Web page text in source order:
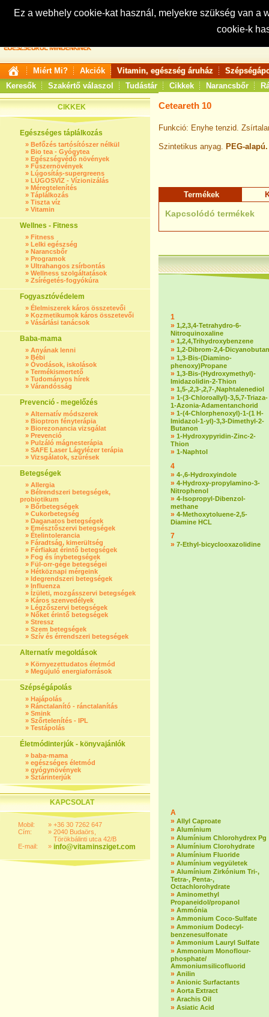
Ez a webhely cookie-kat használ, melyekre szükség van
cookie-k
Keresés:
Miért Mi? Akciók Vitamin, egészség áruház
Keresők
Szakértő válaszol Tudástár Cikkek Narancsbőr
CIKKEK
Egészséges táplálkozás
» Befőzés tartósítószer nélkül
» Bio tea - Gyógytea
» Egészségvédő növények
» Fűszernövények
» Lúgosítás-supergreens
» LÚGOSVÍZ - Vízionizálás
» Méregtelenítés
» Táplálkozás
» Tiszta víz
» Vitamin
Wellnes - Fitness
» Fitness
» Lelki egészség
» Narancsbőr
» Programok
» Ultrahangos zsírbontás
» Wellness szolgáltatások
» Zsírégetés-fogyókúra
Fogyasztóvédelem
» Élelmiszerek káros összetevői
» Kozmetikumok káros összetevői
» Vásárlási tanácsok
Baba-mama
» Anyának lenni
» Bébi
» Óvodások, iskolások
» Termékismertető
» Tudományos hírek
» Várandósság
Prevenció - megelőzés
» Alternatív módszerek
» Bioptron fényterápia
» Biorezonancia vizsgálat
» Prevenció
» Pulzáló mágnesterápia
» SAFE Laser Lágylézer terápia
» Vizsgálatok, szűrések
Betegségek
» Allergia
» Bélrendszeri betegségek,
probiotikum
» Bőrbetegségek
» Cukorbetegség
» Daganatos betegségek
» Emésztőszervi betegségek
» Ételintolerancia
» Fáradtság, kimerültség
» Férfiakat érintő betegségek
» Fog és ínybetegségek
» Fül-orr-gége betegségei
» Hétköznapi mérgeink
» Idegrendszeri betegségek
» Influenza
» Ízületi, mozgásszervi betegségek
» Káros szenvedélyek
» Légzőszervi betegségek
» Nőket érintő betegségek
» Stressz
» Szem betegségek
» Szív és érrendszeri betegségek
Alternatív megoldások
» Környezettudatos életmód
» Megújuló energiaforrások
Szépségápolás
» Hajápolás
» Ránctalanító - ránctalanítás
» Smink
» Szőrtelenítés - IPL
» Testápolás
Életmódinterjúk - könyvajánlók
» baba-mama
» egészséges életmód
» gyógynövények
» Sztárinterjúk
KAPCSOLAT
Mobil:
Cím:
E-mail:
»
»
»
+36 30 7262 647
2040 Budaörs,
Törökbálinti utca 42/B
info@vitaminsziget.com
Ceteareth 10
Funkció: Enyhe tenzid.
Szintetikus anyag. PEG-alapú.
Termékek
Kapcsolódó termékek
1
» 1,2,3,4-Tetrahydro-6-
Nitroquinoxaline
» 1,2,4,Trihydroxybenzene
» 1,2-Dibrom-2,4-Dicyanobutan
» 1,3-Bis-(Diamino-
phenoxy)Propane
» 1,3-Bis-(Hydroxymethyl)-
Imidazolidin-2-Thion
» 1,5-,2,3-,2,7-,Naphtalenediol
» 1-(3-Chloroallyl)-3,5,7-Triaza-
1-Azonia-Adamentanchorid
» 1-(4-Chlorphenoxyl)-1-(1 H-
Imidazol-1-yl)-3,3-Dimethyl-2-
Butanon
» 1-Hydroxypyridin-Zinc-2-
Thion
» 1-Naphtol
4
» 4-,6-Hydroxyindole
» 4-Hydroxy-propylamino-3-
Nitrophenol
» 4-Isopropyl-Dibenzol-
methane
» 4-Methoxytoluene-2,5-
Diamine HCL
7
» 7-Ethyl-bicyclooxazolidine
A
» Allyl Caproate
» Alumínium
» Alumínium Chlorohydrex Pg
» Alumínium Clorohydrate
» Alumínium Fluoride
» Alumínium vegyületek
» Alumínium Zirkónium Tri-,
Tetra-, Penta-,
Octachlorohydrate
» Aminomethyl
Propaneidol/propanol
» Ammónia
» Ammonium Coco-Sulfate
» Ammonium Dodecyl-
benzenesulfonate
» Ammonium Lauryl Sulfate
» Ammonium Monoflour-
phosphate/
Ammoniumsilicofluorid
» Anilin
» Anionic Surfactants
» Aorta Extract
» Arachis Oil
» Asiatic Acid